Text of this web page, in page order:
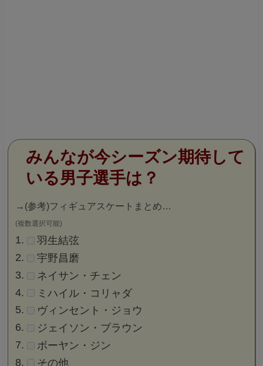
みんなが今シーズン期待して
いる男子選手は？
→ (参考)フィギュアスケートまとめ…
(複数選択可能)
羽生結弦
宇野昌磨
ネイサン・チェン
ミハイル・コリャダ
ヴィンセント・ジョウ
ジェイソン・ブラウン
ボーヤン・ジン
その他